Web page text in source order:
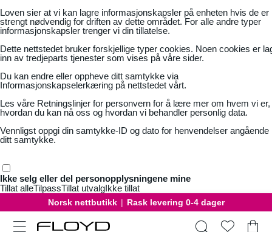
Loven sier at vi kan lagre informasjonskapsler på enheten hvis de er
strengt nødvendig for driften av dette området. For alle andre typer
informasjonskapsler trenger vi din tillatelse.
Dette nettstedet bruker forskjellige typer cookies. Noen cookies er
inn av tredjeparts tjenester som vises på våre sider.
Du kan endre eller oppheve ditt samtykke via
Informasjonskapselerkæring på nettstedet vårt.
Les våre Retningslinjer for personvern for å lære mer om hvem vi er,
hvordan du kan nå oss og hvordan vi behandler personlig data.
Vennligst oppgi din samtykke-ID og dato for henvendelser angående
ditt samtykke.
Ikke selg eller del personopplysningene mine
Tillat alleTilpassTillat utvalgIkke tillat
Gratis bytte 30 dager åpent kjøp